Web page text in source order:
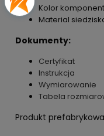
Kolor
Material
Dokumenty:
Certyfikat
Instrukcja
Wymiarowanie
Tabela
Produkt